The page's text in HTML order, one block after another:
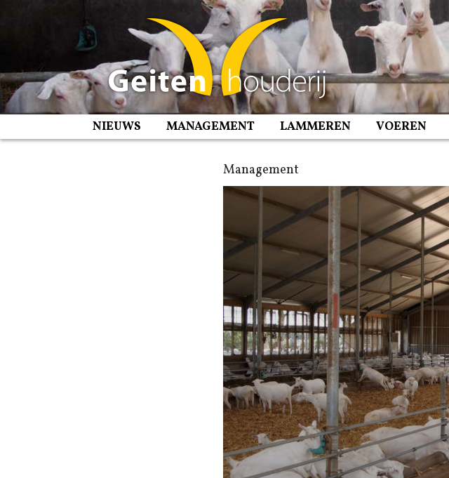
NIEUWS MANAGEMENT LAMMEREN VOEREN
Management